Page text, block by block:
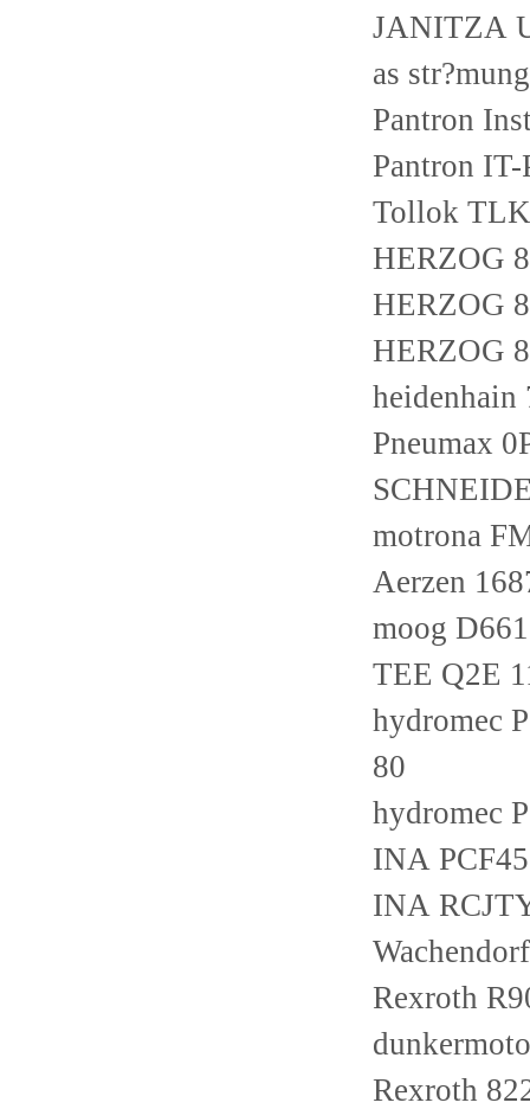
JANITZA
as
Pantron
Pantron
Tollok
HERZOG
HERZOG
HERZOG
Pneumax
motrona
Aerzen
moog
TEE Q2E
hydromec
80
hydromec
INA
INA
Rexroth
Rexroth